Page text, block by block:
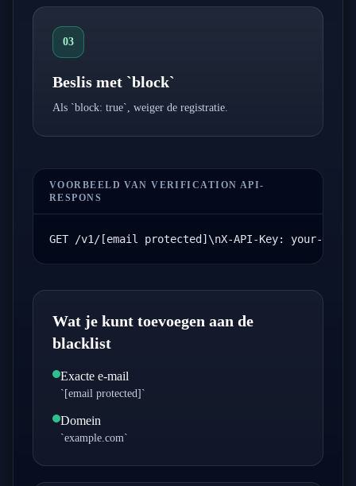
03
Beslis met `block`
Als `block: true`, weiger de registratie.
VOORBEELD VAN VERIFICATION API-
RESPONS
GET /v1/ [email protected] \nX-API-Key: your-
Wat je kunt toevoegen aan de
blacklist
Exacte e-mail
` [email protected] `
Domein
`example.com`